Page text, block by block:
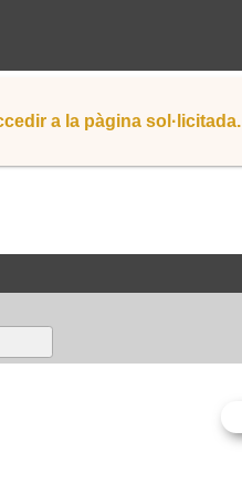
a la pàgina sol·licitada.